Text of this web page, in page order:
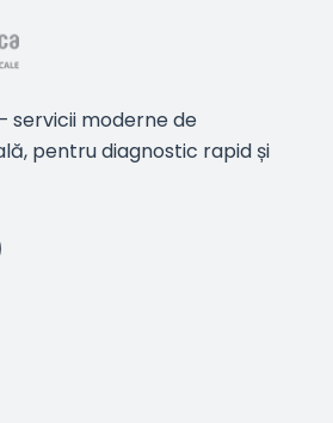
servicii moderne de
pentru diagnostic rapid și